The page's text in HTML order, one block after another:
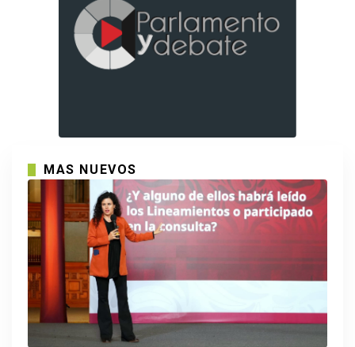
MAS NUEVOS